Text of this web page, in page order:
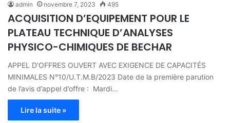
admin novembre 7, 2023 495
ACQUISITION D’EQUIPEMENT POUR LE
PLATEAU TECHNIQUE D’ANALYSES
PHYSICO-CHIMIQUES DE BECHAR
APPEL D’OFFRES OUVERT AVEC EXIGENCE DE CAPACITÉS
MINIMALES N°10/U.T.M.B/2023 Date de la première parution
de l’avis d’appel d’offre : Mardi…
Lire la suite »